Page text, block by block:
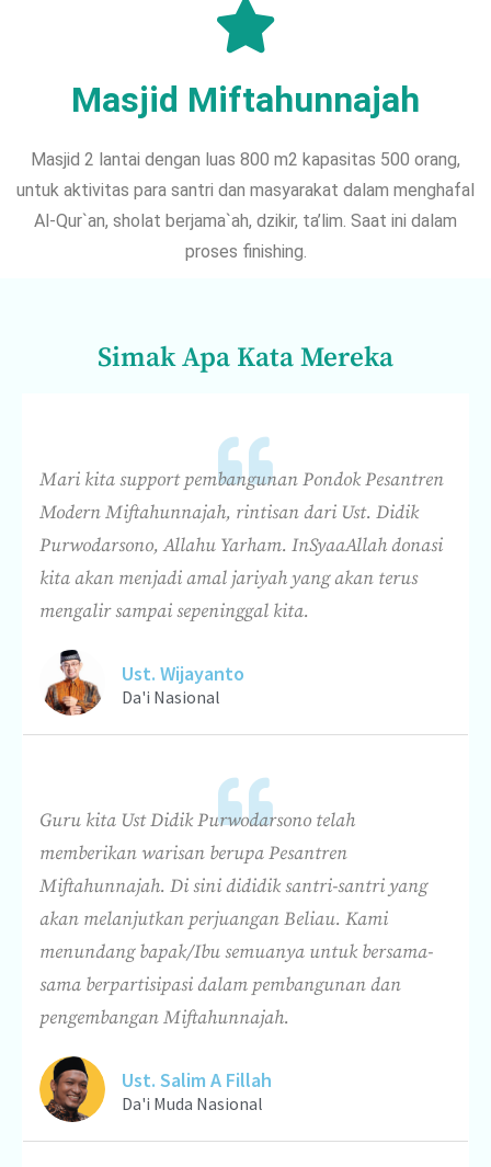
Masjid Miftahunnajah
Masjid 2 lantai dengan luas 800 m2 kapasitas 500 orang,
untuk aktivitas para santri dan masyarakat dalam menghafal
Al-Qur`an, sholat berjama`ah, dzikir, ta’lim. Saat ini dalam
proses finishing.
Simak Apa Kata Mereka
Mari kita support pembangunan Pondok Pesantren
Modern Miftahunnajah, rintisan dari Ust. Didik
Purwodarsono, Allahu Yarham. InSyaaAllah donasi
kita akan menjadi amal jariyah yang akan terus
mengalir sampai sepeninggal kita.
Ust. Wijayanto
Da'i Nasional
Guru kita Ust Didik Purwodarsono telah
memberikan warisan berupa Pesantren
Miftahunnajah. Di sini dididik santri-santri yang
akan melanjutkan perjuangan Beliau. Kami
menundang bapak/Ibu semuanya untuk bersama-
sama berpartisipasi dalam pembangunan dan
pengembangan Miftahunnajah.
Ust. Salim A Fillah
Da'i Muda Nasional